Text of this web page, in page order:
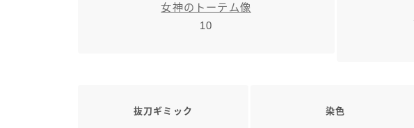
女神のトーテム像
10
抜刀ギミック 染色